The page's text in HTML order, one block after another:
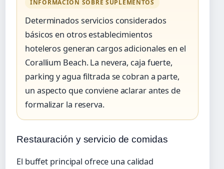
INFORMACIÓN SOBRE SUPLEMENTOS
Determinados servicios considerados
básicos en otros establecimientos
hoteleros generan cargos adicionales en el
Corallium Beach. La nevera, caja fuerte,
parking y agua filtrada se cobran a parte,
un aspecto que conviene aclarar antes de
formalizar la reserva.
Restauración y servicio de comidas
El buffet principal ofrece una calidad